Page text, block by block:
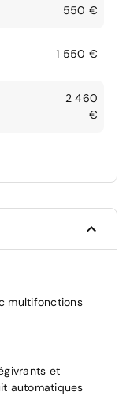
550 €
1 550 €
2 460
€
570 €
Audi en
-
et
de
S
2 000
multifonctions
et
automatiques